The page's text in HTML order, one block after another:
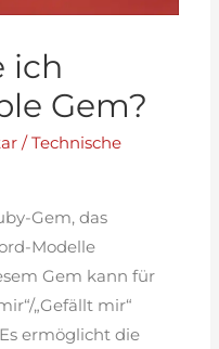
ich
Gem?
/Technische
Gem, das
Modelle
Gem kann für
„Gefällt mir“
ermöglicht die